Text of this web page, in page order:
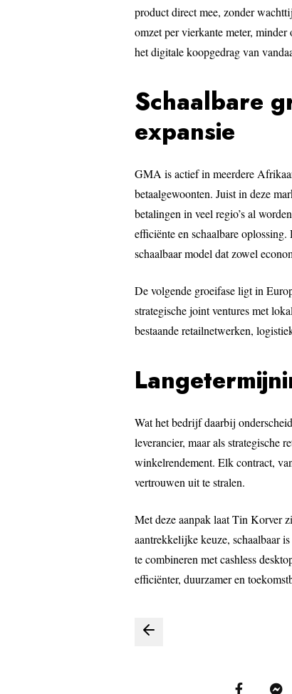
product direct mee, zonder
omzet per vierkante meter,
het digitale koopgedrag van
Schaalbare
expansie
GMA is actief in meerdere
betaalgewoonten. Juist in deze
betalingen in veel regio’s al
efficiënte en schaalbare
schaalbaar model dat zowel
De volgende groeifase ligt in
strategische joint ventures met
bestaande retailnetwerken,
Wat het bedrijf daarbij
leverancier, maar als strategische
winkelrendement. Elk contract,
vertrouwen uit te stralen.
Met deze aanpak laat Tin Korver
aantrekkelijke keuze, schaalbaar
te combineren met cashless
efficiënter, duurzamer en
Bericht